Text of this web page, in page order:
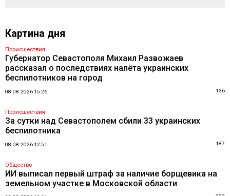
Картина дня
Происшествия
Губернатор Севастополя Михаил Развожаев
рассказал о последствиях налёта украинских
беспилотников на город
08.08.2026 15:26 136
Происшествия
За сутки над Севастополем сбили 33 украинских
беспилотника
08.08.2026 12:51 187
Общество
ИИ выписал первый штраф за наличие борщевика на
земельном участке в Московской области